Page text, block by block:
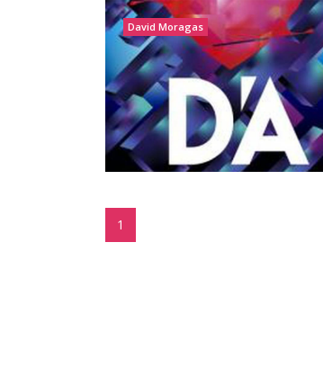
David Moragas
1